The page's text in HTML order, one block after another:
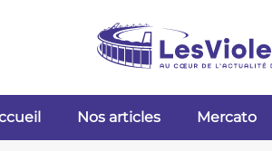
Nos articles Mercato